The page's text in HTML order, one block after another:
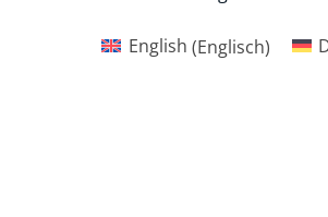
English (Englisch)